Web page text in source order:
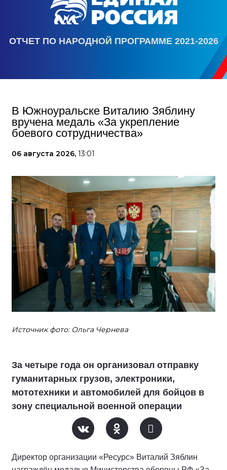
ОТЧЕТ ПО НАРОДНОЙ ПРОГРАММЕ 2021-2026
В Южноуральске Виталию Зяблину
вручена медаль «За укрепление
боевого сотрудничества»
06 августа 2026, 13:01
Источник фото: Ольга Чернева
За четыре года он организовал отправку
гуманитарных грузов, электроники,
мототехники и автомобилей для бойцов в
зону специальной военной операции
Директор организации «Ресурс» Виталий Зяблин